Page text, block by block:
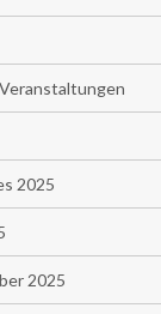
2025
2025